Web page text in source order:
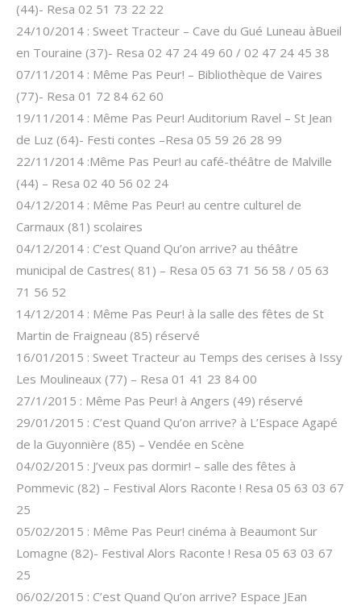
(44)- Resa 02 51 73 22 22
24/10/2014 : Sweet Tracteur – Cave du Gué Luneau àBueil
en Touraine (37)- Resa 02 47 24 49 60 / 02 47 24 45 38
07/11/2014 : Même Pas Peur! – Bibliothèque de Vaires
(77)- Resa 01 72 84 62 60
19/11/2014 : Même Pas Peur! Auditorium Ravel – St Jean
de Luz (64)- Festi contes –Resa 05 59 26 28 99
22/11/2014 :Même Pas Peur! au café-théâtre de Malville
(44) – Resa 02 40 56 02 24
04/12/2014 : Même Pas Peur! au centre culturel de
Carmaux (81) scolaires
04/12/2014 : C’est Quand Qu’on arrive? au théâtre
municipal de Castres( 81) – Resa 05 63 71 56 58 / 05 63
71 56 52
14/12/2014 : Même Pas Peur! à la salle des fêtes de St
Martin de Fraigneau (85) réservé
16/01/2015 : Sweet Tracteur au Temps des cerises à Issy
Les Moulineaux (77) – Resa 01 41 23 84 00
27/1/2015 : Même Pas Peur! à Angers (49) réservé
29/01/2015 : C’est Quand Qu’on arrive? à L’Espace Agapé
de la Guyonnière (85) – Vendée en Scène
04/02/2015 : J’veux pas dormir! – salle des fêtes à
Pommevic (82) – Festival Alors Raconte ! Resa 05 63 03 67
25
05/02/2015 : Même Pas Peur! cinéma à Beaumont Sur
Lomagne (82)- Festival Alors Raconte ! Resa 05 63 03 67
25
06/02/2015 : C’est Quand Qu’on arrive? Espace JEan